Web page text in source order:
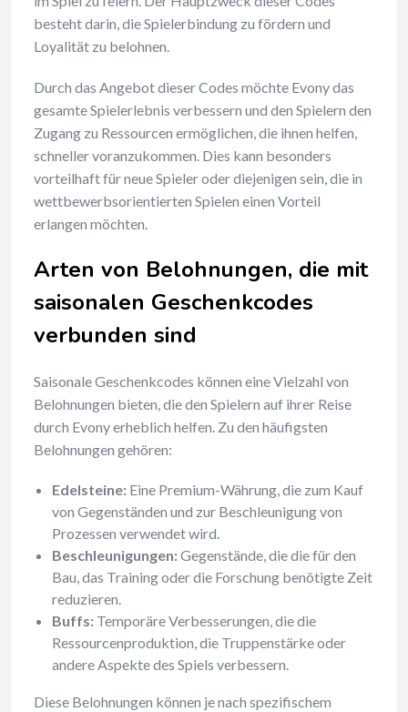
besteht darin, die Spielerbindung zu fördern und
Loyalität zu belohnen.
Durch das Angebot dieser Codes möchte Evony das
gesamte Spielerlebnis verbessern und den Spielern den
Zugang zu Ressourcen ermöglichen, die ihnen helfen,
schneller voranzukommen. Dies kann besonders
vorteilhaft für neue Spieler oder diejenigen sein, die in
wettbewerbsorientierten Spielen einen Vorteil
erlangen möchten.
Arten von Belohnungen, die mit
saisonalen Geschenkcodes
verbunden sind
Saisonale Geschenkcodes können eine Vielzahl von
Belohnungen bieten, die den Spielern auf ihrer Reise
durch Evony erheblich helfen. Zu den häufigsten
Belohnungen gehören:
Edelsteine: Eine Premium-Währung, die zum Kauf
von Gegenständen und zur Beschleunigung von
Prozessen verwendet wird.
Beschleunigungen:Gegenstände, die die für den
Bau, das Training oder die Forschung benötigte Zeit
reduzieren.
Buffs: Temporäre Verbesserungen, die die
Ressourcenproduktion, die Truppenstärke oder
andere Aspekte des Spiels verbessern.
Diese Belohnungen können je nach spezifischem